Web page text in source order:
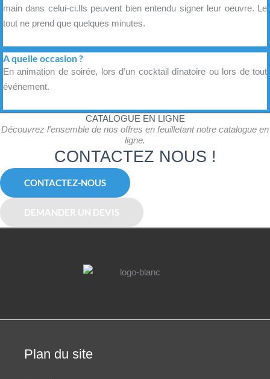
main dans celui-ci.Ils peuvent bien entendu signer leur oeuvre. Le
tout ne prend que quelques minutes.
A quelle occasion ?
En animation de soirée, lors d’un cocktail dînatoire ou lors de tout
événement.
CATALOGUE EN LIGNE
Découvrez l'ensemble de nos offres en feuilletant notre catalogue en
ligne.
CONTACTEZ NOUS !
CONTACTEZ-NOUS
DEMANDER UN DEVIS
Plan du site